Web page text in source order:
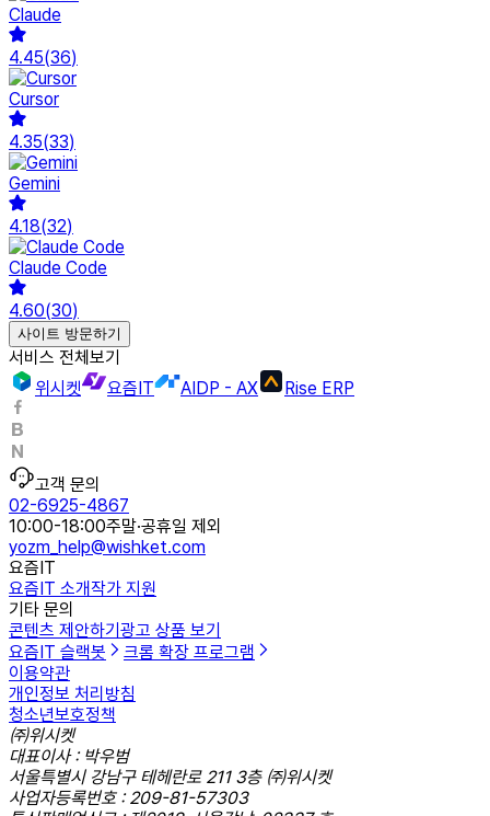
Claude
4.45(36)
Cursor
4.35(33)
Gemini
4.18(32)
Claude Code
4.60(30)
사이트 방문하기
서비스 전체보기
위시켓
요즘IT AIDP - AX Rise ERP
고객 문의
02-6925-4867
10:00-18:00주말·공휴일 제외
yozm_help@wishket.com
요즘IT
요즘IT 소개작가 지원
기타 문의
콘텐츠 제안하기광고 상품 보기
요즘IT 슬랙봇
크롬 확장 프로그램
이용약관
개인정보 처리방침
청소년보호정책
㈜위시켓
대표이사 : 박우범
서울특별시 강남구 테헤란로 211 3층 ㈜위시켓
사업자등록번호 : 209-81-57303